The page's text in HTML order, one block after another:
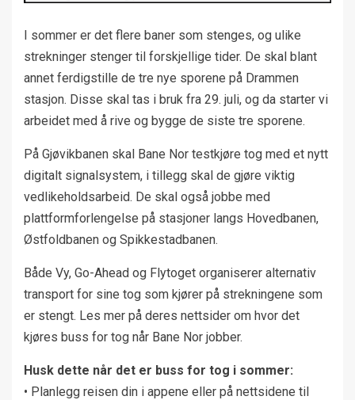
I sommer er det flere baner som stenges, og ulike
strekninger stenger til forskjellige tider. De skal blant
annet ferdigstille de tre nye sporene på Drammen
stasjon. Disse skal tas i bruk fra 29. juli, og da starter vi
arbeidet med å rive og bygge de siste tre sporene.
På Gjøvikbanen skal Bane Nor testkjøre tog med et nytt
digitalt signalsystem, i tillegg skal de gjøre viktig
vedlikeholdsarbeid. De skal også jobbe med
plattformforlengelse på stasjoner langs Hovedbanen,
Østfoldbanen og Spikkestadbanen.
Både Vy, Go-Ahead og Flytoget organiserer alternativ
transport for sine tog som kjører på strekningene som
er stengt. Les mer på deres nettsider om hvor det
kjøres buss for tog når Bane Nor jobber.
Husk dette når det er buss for tog i sommer:
• Planlegg reisen din i appene eller på nettsidene til